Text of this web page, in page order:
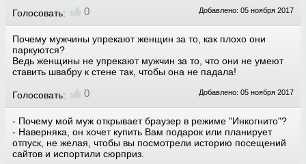
Голосовать: 0 Добавлено: 05 ноября 2017
Почему мужчины упрекают женщин за то, как плохо они
паркуются?
Ведь женщины не упрекают мужчин за то, что они не умеют
ставить швабру к стене так, чтобы она не падала!
Голосовать: 0 Добавлено: 05 ноября 2017
- Почему мой муж открывает браузер в режиме "Инкогнито"?
- Наверняка, он хочет купить Вам подарок или планирует
отпуск, не желая, чтобы вы посмотрели историю посещений
сайтов и испортили сюрприз.